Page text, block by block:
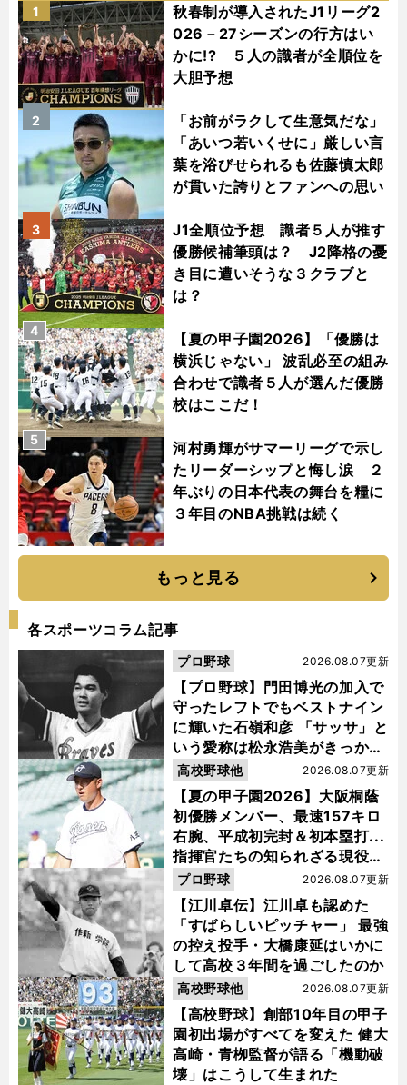
秋春制が導入されたJ1リーグ2
026－27シーズンの行方はい
かに!? ５人の識者が全順位を
大胆予想
1
「お前がラクして生意気だな」
「あいつ若いくせに」厳しい言
葉を浴びせられるも佐藤慎太郎
が貫いた誇りとファンへの思い
2
J1全順位予想 識者５人が推す
優勝候補筆頭は？ J2降格の憂
き目に遭いそうな３クラブと
は？
3
【夏の甲子園2026】「優勝は
横浜じゃない」 波乱必至の組み
合わせで識者５人が選んだ優勝
校はここだ！
4
河村勇輝がサマーリーグで示し
たリーダーシップと悔し涙 ２
年ぶりの日本代表の舞台を糧に
３年目のNBA挑戦は続く
5
もっと見る
各スポーツコラム記事
【プロ野球】門田博光の加入で
守ったレフトでもベストナイン
に輝いた石嶺和彦 「サッサ」と
いう愛称は松永浩美がきっか
け？
2026.08.07更新
プロ野球
【夏の甲子園2026】大阪桐蔭
初優勝メンバー、最速157キロ
右腕、平成初完封＆初本塁打...
指揮官たちの知られざる現役時
代
2026.08.07更新
高校野球他
【江川卓伝】江川卓も認めた
「すばらしいピッチャー」 最強
の控え投手・大橋康延はいかに
して高校３年間を過ごしたのか
2026.08.07更新
プロ野球
【高校野球】創部10年目の甲子
園初出場がすべてを変えた 健大
高崎・青栁監督が語る「機動破
壊」はこうして生まれた
2026.08.07更新
高校野球他